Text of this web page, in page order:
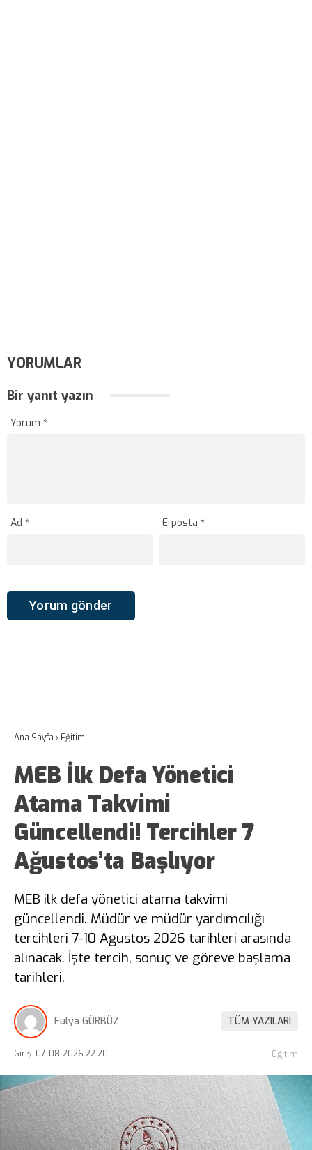
YORUMLAR
Bir yanıt yazın
Yorum *
Ad * E-posta*
Ana Sayfa › Eğitim
MEB İlk Defa Yönetici
Atama Takvimi
Güncellendi! Tercihler 7
Ağustos’ta Başlıyor
MEB ilk defa yönetici atama takvimi
güncellendi. Müdür ve müdür yardımcılığı
tercihleri 7-10 Ağustos 2026 tarihleri arasında
alınacak. İşte tercih, sonuç ve göreve başlama
tarihleri.
Fulya GÜRBÜZ TÜM YAZILARI
Giriş: 07-08-2026 22:20 Eğitim